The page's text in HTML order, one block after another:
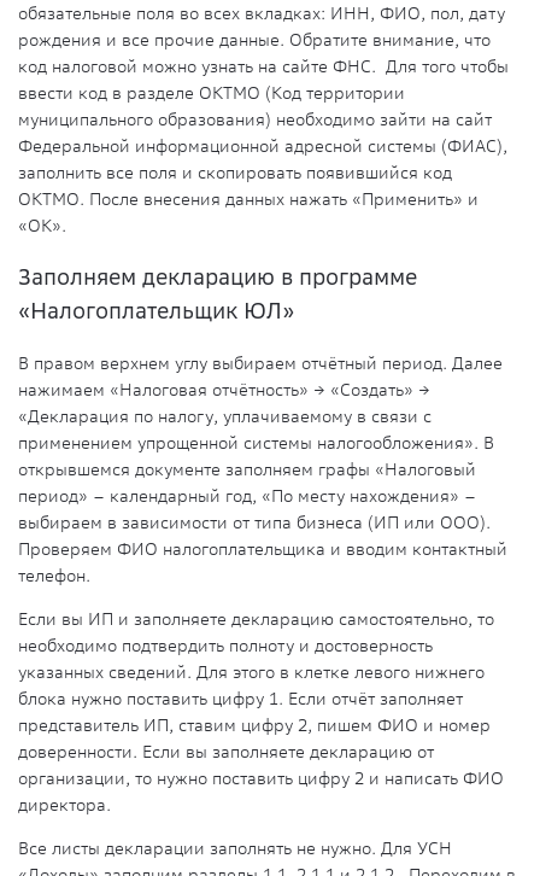
обязательные поля во всех вкладках: ИНН, ФИО, пол, дату
рождения и все прочие данные. Обратите внимание, что
код налоговой можно узнать на сайте ФНС. Для того чтобы
ввести код в разделе ОКТМО (Код территории
муниципального образования) необходимо зайти на сайт
Федеральной информационной адресной системы (ФИАС),
заполнить все поля и скопировать появившийся код
ОКТМО. После внесения данных нажать «Применить» и
«ОК».
Заполняем декларацию в программе
«Налогоплательщик ЮЛ»
В правом верхнем углу выбираем отчётный период. Далее
нажимаем «Налоговая отчётность» → «Создать» →
«Декларация по налогу, уплачиваемому в связи с
применением упрощенной системы налогообложения». В
открывшемся документе заполняем графы «Налоговый
период» – календарный год, «По месту нахождения» –
выбираем в зависимости от типа бизнеса (ИП или ООО).
Проверяем ФИО налогоплательщика и вводим контактный
телефон.
Если вы ИП и заполняете декларацию самостоятельно, то
необходимо подтвердить полноту и достоверность
указанных сведений. Для этого в клетке левого нижнего
блока нужно поставить цифру 1. Если отчёт заполняет
представитель ИП, ставим цифру 2, пишем ФИО и номер
доверенности. Если вы заполняете декларацию от
организации, то нужно поставить цифру 2 и написать ФИО
директора.
Все листы декларации заполнять не нужно. Для УСН